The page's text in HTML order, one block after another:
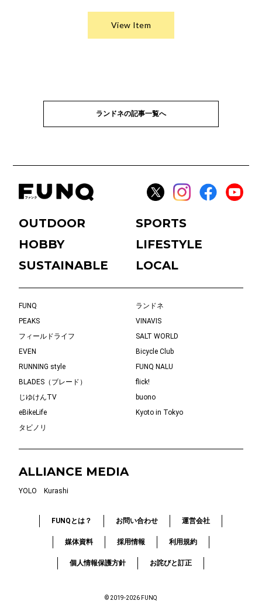
ランドネの記事一覧へ
OUTDOOR
SPORTS
HOBBY
LIFESTYLE
SUSTAINABLE
LOCAL
FUNQ
ランドネ
PEAKS
VINAVIS
フィールドライフ
SALT WORLD
EVEN
Bicycle Club
RUNNING style
FUNQ NALU
BLADES（ブレード）
flick!
じゆけんTV
buono
eBikeLife
Kyoto in Tokyo
タビノリ
ALLIANCE MEDIA
YOLO Kurashi
FUNQとは？ お問い合わせ 運営会社
媒体資料 採用情報 利用規約
個人情報保護方針 お詫びと訂正
© 2019-2026 FUNQ